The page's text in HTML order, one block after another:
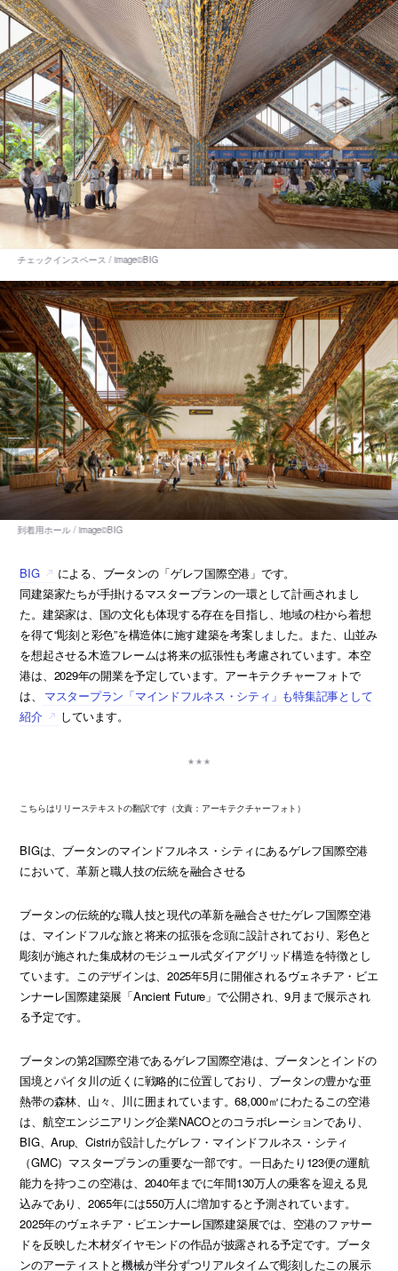
BIG
による、ブータンの「ゲレフ国際空港」です。
同建築家たちが手掛けるマスタープランの一環として計画されまし
た。建築家は、国の文化も体現する存在を目指し、地域の柱から着想
を得て“彫刻と彩色”を構造体に施す建築を考案しました。また、山並み
を想起させる木造フレームは将来の拡張性も考慮されています。本空
港は、2029年の開業を予定しています。アーキテクチャーフォトで
は、
マスタープラン「マインドフルネス・シティ」も特集記事として
紹介
しています。
こちらはリリーステキストの翻訳です（文責：アーキテクチャーフォト）
BIGは、ブータンのマインドフルネス・シティにあるゲレフ国際空港
において、革新と職人技の伝統を融合させる
ブータンの伝統的な職人技と現代の革新を融合させたゲレフ国際空港
は、マインドフルな旅と将来の拡張を念頭に設計されており、彩色と
彫刻が施された集成材のモジュール式ダイアグリッド構造を特徴とし
ています。このデザインは、2025年5月に開催されるヴェネチア・ビエ
ンナーレ国際建築展「Ancient Future」で公開され、9月まで展示され
る予定です。
ブータンの第2国際空港であるゲレフ国際空港は、ブータンとインドの
国境とパイタ川の近くに戦略的に位置しており、ブータンの豊かな亜
熱帯の森林、山々、川に囲まれています。68,000㎡にわたるこの空港
は、航空エンジニアリング企業NACOとのコラボレーションであり、
BIG、Arup、Cistriが設計したゲレフ・マインドフルネス・シティ
（GMC）マスタープランの重要な一部です。一日あたり123便の運航
能力を持つこの空港は、2040年までに年間130万人の乗客を迎える見
込みであり、2065年には550万人に増加すると予測されています。
2025年のヴェネチア・ビエンナーレ国際建築展では、空港のファサー
ドを反映した木材ダイヤモンドの作品が披露される予定です。ブータ
ンのアーティストと機械が半分ずつリアルタイムで彫刻したこの展示